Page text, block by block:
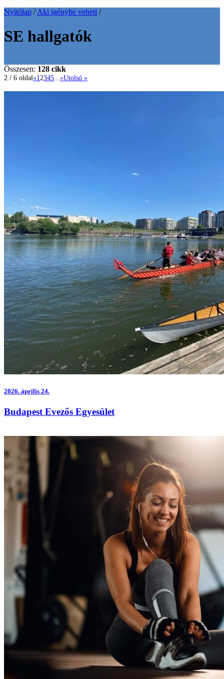
Nyitólap / Aki igénybe veheti /
SE hallgatók
Összesen: 128 cikk
2 / 6 oldal«12345 »Utolsó »
2026. április 24.
Budapest Evezős Egyesület